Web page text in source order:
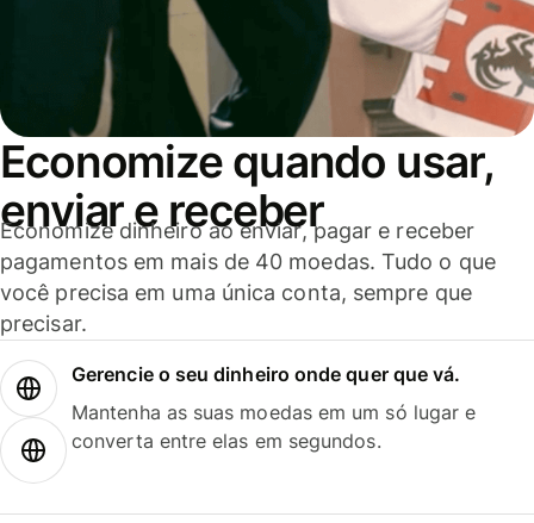
Economize quando usar,
enviar e receber
Economize dinheiro ao enviar, pagar e receber
pagamentos em mais de 40 moedas. Tudo o que
você precisa em uma única conta, sempre que
precisar.
Gerencie o seu dinheiro onde quer que vá.
Mantenha as suas moedas em um só lugar e
converta entre elas em segundos.